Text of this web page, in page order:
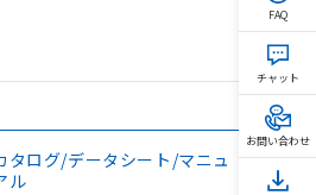
タログ/データシート/マニュ
ル
FAQ
チャット
お問い合わせ